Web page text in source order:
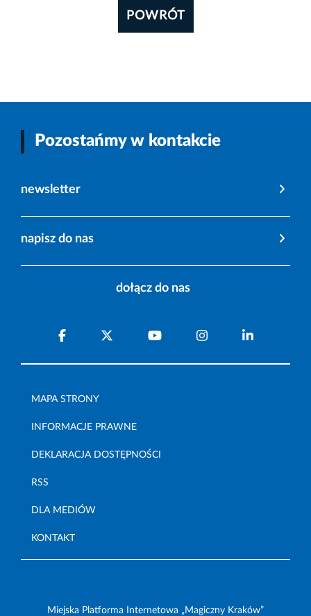
POWRÓT
Pozostańmy w kontakcie
newsletter
napisz do nas
dołącz do nas
MAPA STRONY
INFORMACJE PRAWNE
DEKLARACJA DOSTĘPNOŚCI
RSS
DLA MEDIÓW
KONTAKT
Miejska Platforma Internetowa „Magiczny Kraków”